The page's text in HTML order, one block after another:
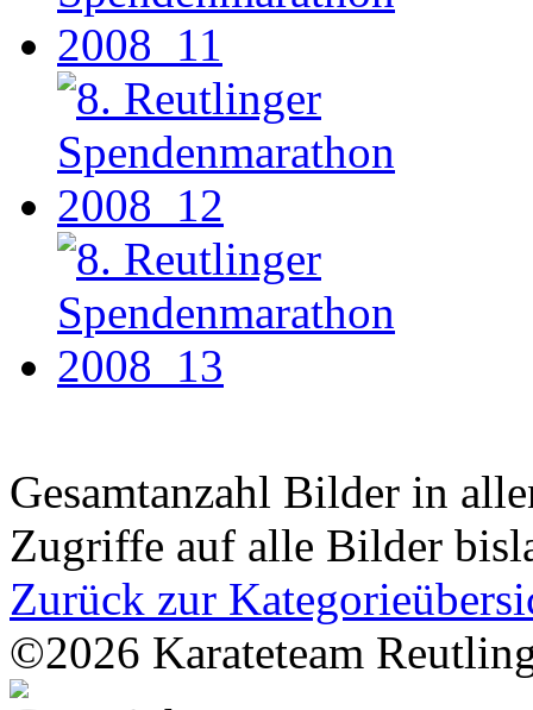
Gesamtanzahl Bilder in
Zugriffe auf alle Bilder
Zurück zur
©2026 Karateteam